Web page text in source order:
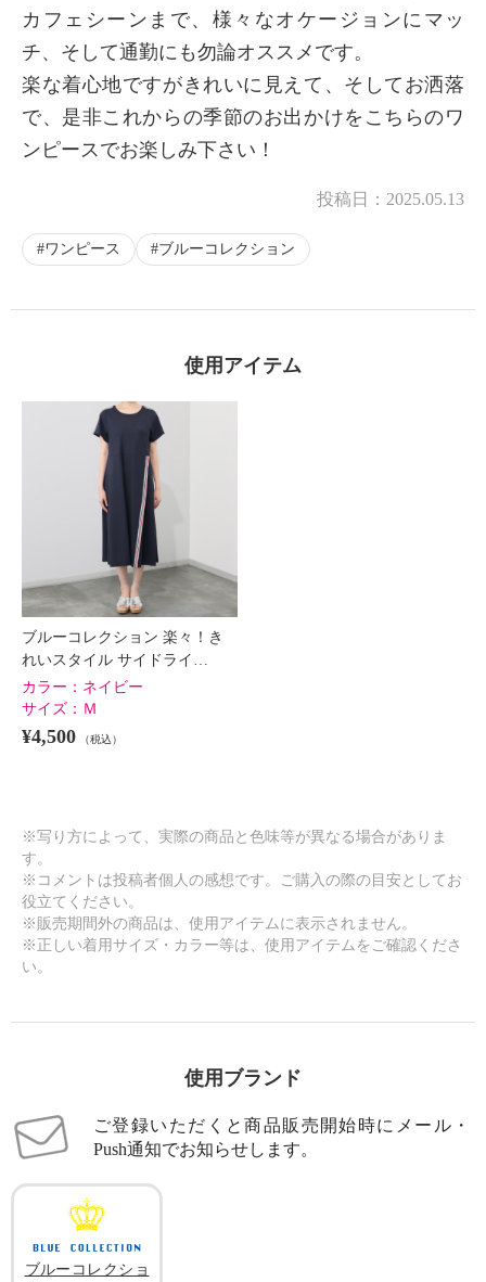
カフェシーンまで、様々なオケージョンにマッ
チ、そして通勤にも勿論オススメです。
楽な着心地ですがきれいに見えて、そしてお洒落
で、是非これからの季節のお出かけをこちらのワ
ンピースでお楽しみ下さい！
投稿日： 2025.05.13
ワンピース ブルーコレクション
使用アイテム
ブルーコレクション 楽々！き
れいスタイル サイドライ…
カラー： ネイビー
サイズ： Ｍ
¥4,500 （税込）
※写り方によって、実際の商品と色味等が異なる場合がありま
す。
※コメントは投稿者個人の感想です。ご購入の際の目安としてお
役立てください。
※販売期間外の商品は、使用アイテムに表示されません。
※正しい着用サイズ・カラー等は、使用アイテムをご確認くださ
い。
使用ブランド
ご登録いただくと商品販売開始時にメール・
Push通知でお知らせします。
ブルーコレクショ